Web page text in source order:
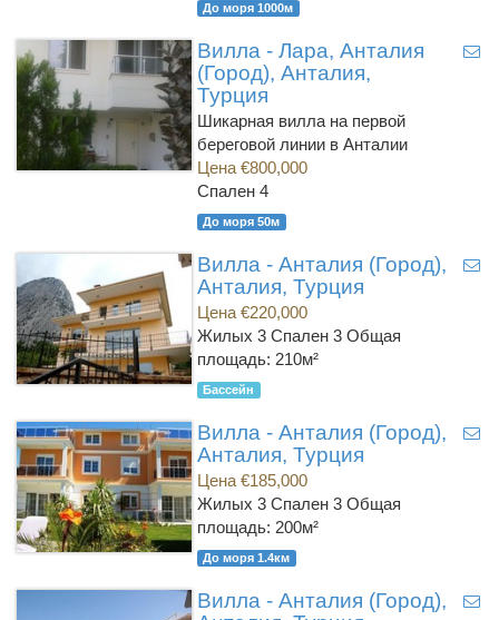
До моря 1000м
Вилла - Лара, Анталия
(Город), Анталия,
Турция
Шикарная вилла на первой
береговой линии в Анталии
Цена €800,000
Спален 4
До моря 50м
Вилла - Анталия (Город),
Анталия, Турция
Цена €220,000
Жилых 3 Спален 3 Общая
площадь: 210м²
Бассейн
Вилла - Анталия (Город),
Анталия, Турция
Цена €185,000
Жилых 3 Спален 3 Общая
площадь: 200м²
До моря 1.4км
Вилла - Анталия (Город),